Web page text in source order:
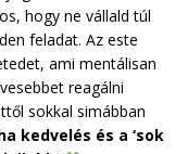
hogy ne vállald túl
feladat. Az este
ami mentálisan
reagálni
sokkal simábban
kedvelés és a ‘sok